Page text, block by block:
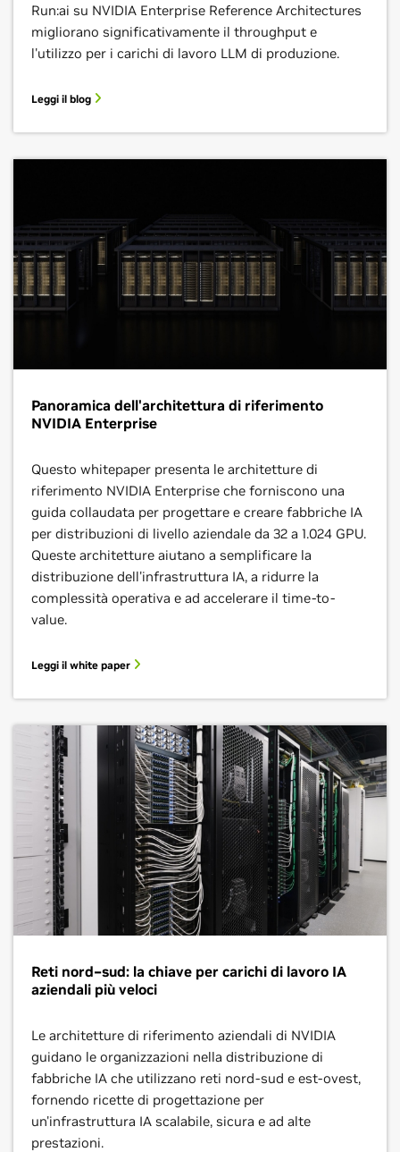
Run:ai su NVIDIA Enterprise Reference Architectures
migliorano significativamente il throughput e
l'utilizzo per i carichi di lavoro LLM di produzione.
Leggi il blog
Panoramica dell'architettura di riferimento
NVIDIA Enterprise
Questo whitepaper presenta le architetture di
riferimento NVIDIA Enterprise che forniscono una
guida collaudata per progettare e creare fabbriche IA
per distribuzioni di livello aziendale da 32 a 1.024 GPU.
Queste architetture aiutano a semplificare la
distribuzione dell'infrastruttura IA, a ridurre la
complessità operativa e ad accelerare il time-to-
value.
Leggi il white paper
Reti nord–sud: la chiave per carichi di lavoro IA
aziendali più veloci
Le architetture di riferimento aziendali di NVIDIA
guidano le organizzazioni nella distribuzione di
fabbriche IA che utilizzano reti nord-sud e est-ovest,
fornendo ricette di progettazione per
un'infrastruttura IA scalabile, sicura e ad alte
prestazioni.